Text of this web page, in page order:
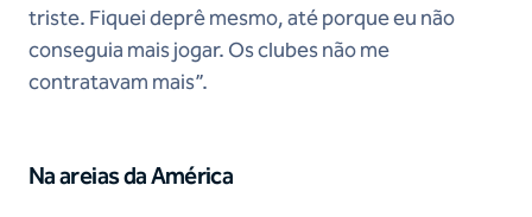
triste. Fiquei deprê mesmo, até porque eu não
conseguia mais jogar. Os clubes não me
contratavam mais”.
Na areias da América